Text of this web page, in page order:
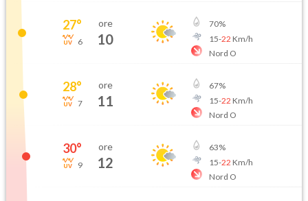
27°
6
ore
10
70%
15-22 Km/h
Nord O
28°
7
ore
11
67%
15-22 Km/h
Nord O
30°
9
ore
12
63%
15-22 Km/h
Nord O